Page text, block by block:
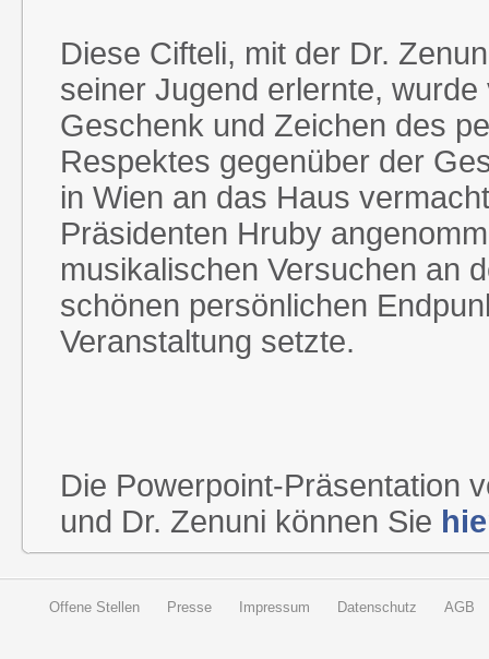
Diese Cifteli, mit der Dr.
seiner Jugend erlernte, wurde
Geschenk und Zeichen des
Respektes gegenüber der
in Wien an das Haus
Präsidenten Hruby
musikalischen Versuchen an
schönen persönlichen
Veranstaltung setzte.
Die Powerpoint-Präsentation
und Dr. Zenuni können Sie
Offene Stellen Presse Impressum Datenschutz AGB